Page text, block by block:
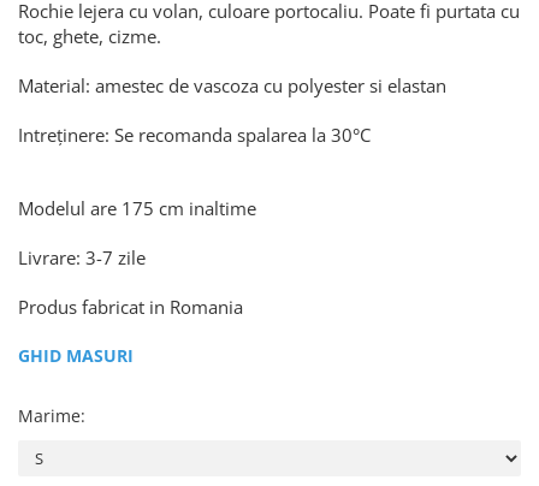
Rochie lejera cu volan, culoare portocaliu. Poate fi purtata cu
toc, ghete, cizme.
Material: amestec de vascoza cu polyester si elastan
Intreținere: Se recomanda spalarea la 30°C
Modelul are 175 cm inaltime
Livrare: 3-7 zile
Produs fabricat in Romania
GHID MASURI
Marime: